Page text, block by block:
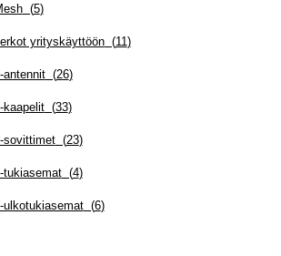
(5)
yrityskäyttöön(11 )
antennit(26)
kaapelit(33)
sovittimet(23)
tukiasemat(4)
ulkotukiasemat(6)